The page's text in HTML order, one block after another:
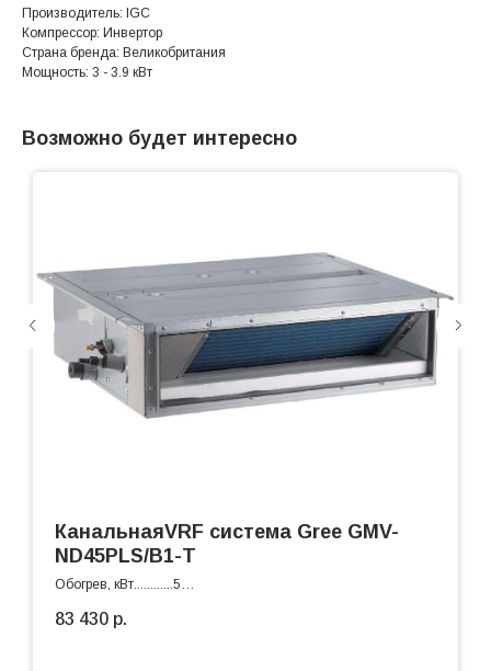
Производитель: IGC
Компрессор: Инвертор
Страна бренда: Великобритания
Мощность: 3 - 3.9 кВт
Возможно будет интересно
КанальнаяVRF система Gree GMV-
ND45PLS/B1-T
Обогрев, кВт............5
83 430 р.